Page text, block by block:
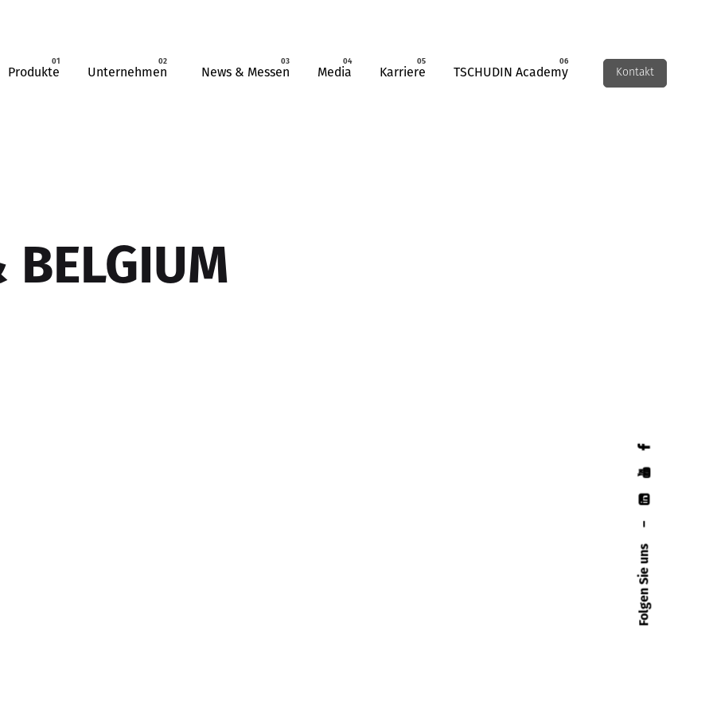
Folgen Sie uns
Produkte Unternehmen News & Messen Media Karriere TSCHUDIN Academy Kontakt
BELGIUM